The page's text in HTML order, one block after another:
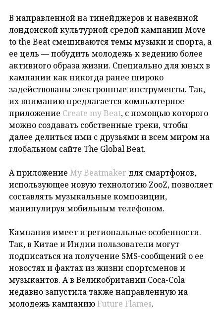
В направленной на тинейджеров и навеянной
лондонской культурной средой кампании Move
to the Beat смешиваются темы музыки и спорта, а
ее цель — побудить молодежь к ведению более
активного образа жизни. Специально для юных в
кампании как никогда ранее широко
задействованы электронные инструменты. Так,
их вниманию предлагается компьютерное
приложение Create my Beat, с помощью которого
можно создавать собственные треки, чтобы
далее делиться ими с друзьями и всем миром на
глобальном сайте The Global Beat.
А приложение My Beatmaker для смартфонов,
использующее новую технологию ZooZ, позволяет
составлять музыкальные композиции,
манипулируя мобильным телефоном.
Кампания имеет и региональные особенности.
Так, в Китае и Индии пользователи могут
подписаться на получение SMS-сообщений о ее
новостях и фактах из жизни спортсменов и
музыкантов. А в Великобритании Coca-Cola
недавно запустила также направленную на
молодежь кампаниюFuture Flames.